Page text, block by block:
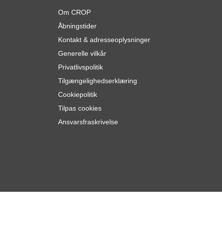
Om CROP
Åbningstider
Kontakt & adresseoplysninger
Generelle vilkår
Privatlivspolitik
Tilgængelighedserklæring
Cookiepolitik
Tilpas cookies
Ansvarsfraskrivelse